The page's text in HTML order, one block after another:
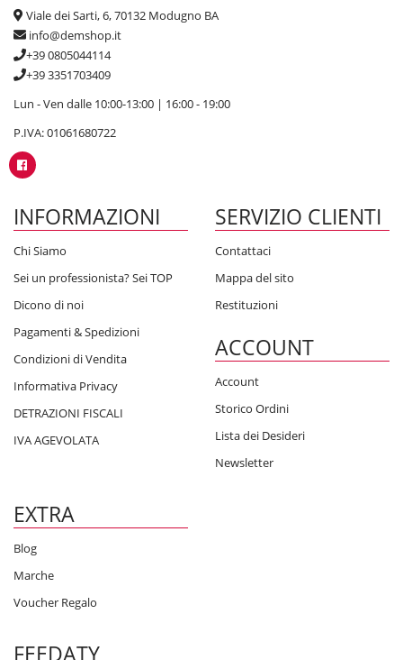
Viale dei Sarti, 6, 70132 Modugno BA
info@demshop.it
+39 0805044114
+39 3351703409
Lun - Ven dalle 10:00-13:00 | 16:00 - 19:00
P.IVA: 01061680722
INFORMAZIONI
Chi Siamo
Sei un professionista? Sei TOP
Dicono di noi
Pagamenti & Spedizioni
Condizioni di Vendita
Informativa Privacy
DETRAZIONI FISCALI
IVA AGEVOLATA
SERVIZIO CLIENTI
Contattaci
Mappa del sito
Restituzioni
ACCOUNT
Account
Storico Ordini
Lista dei Desideri
Newsletter
EXTRA
Blog
Marche
Voucher Regalo
FEEDATY